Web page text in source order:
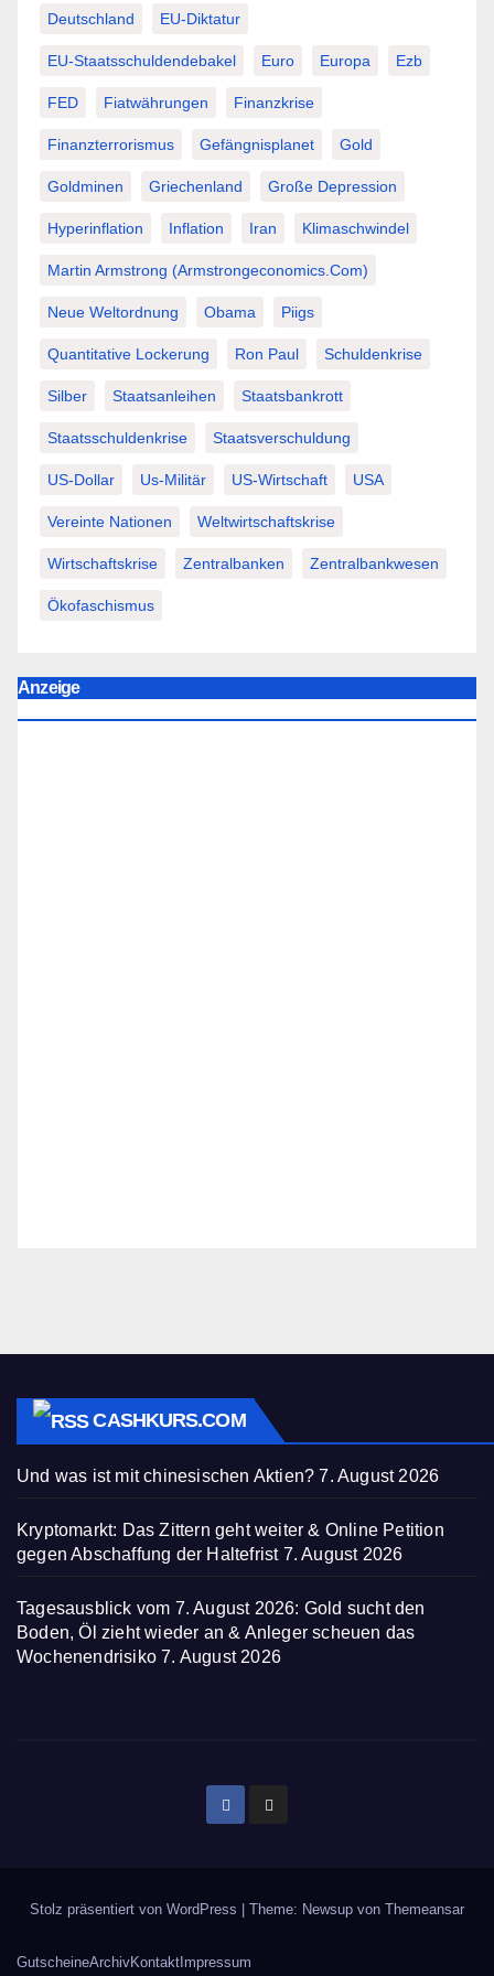
Deutschland EU-Diktatur
EU-Staatsschuldendebakel Euro Europa Ezb
FED Fiatwährungen Finanzkrise
Finanzterrorismus Gefängnisplanet Gold
Goldminen Griechenland Große Depression
Hyperinflation Inflation Iran Klimaschwindel
Martin Armstrong (Armstrongeconomics.com)
Neue Weltordnung Obama Piigs
Quantitative Lockerung Ron Paul Schuldenkrise
Silber Staatsanleihen Staatsbankrott
Staatsschuldenkrise Staatsverschuldung
US-Dollar Us-Militär US-Wirtschaft USA
Vereinte Nationen Weltwirtschaftskrise
Wirtschaftskrise Zentralbanken Zentralbankwesen
Ökofaschismus
Anzeige
CASHKURS.COM
Und was ist mit chinesischen Aktien? 7. August 2026
Kryptomarkt: Das Zittern geht weiter & Online Petition
gegen Abschaffung der Haltefrist 7. August 2026
Tagesausblick vom 7. August 2026: Gold sucht den
Boden, Öl zieht wieder an & Anleger scheuen das
Wochenendrisiko 7. August 2026
Stolz präsentiert von WordPress | Theme: Newsup von Themeansar
GutscheineArchivKontakt Impressum